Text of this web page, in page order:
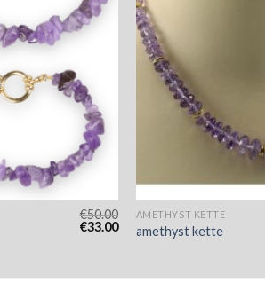
€50.00
€33.00
AMETHYST KETTE
amethyst kette